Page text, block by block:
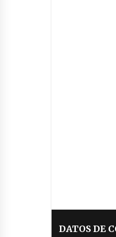
DATOS DE